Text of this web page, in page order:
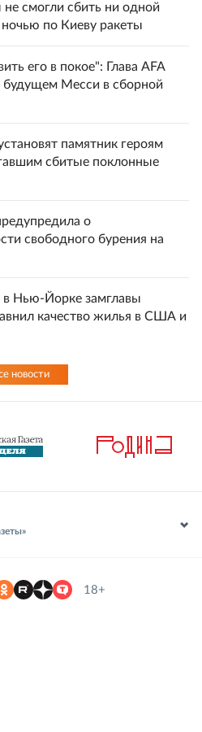
смогли сбить ни одной
по Киеву ракеты
его в покое": Глава AFA
будущем Месси в сборной
памятник героям
сбитые поклонные
о
свободного бурения на
Нью-Йорке замглавы
качество жилья в США и
новости
18+